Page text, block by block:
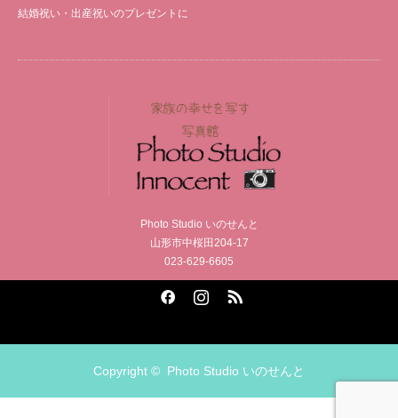
結婚祝い・出産祝いのプレゼントに
Photo Studio いのせんと
山形市中桜田204-17
023-629-6605
Copyright © Photo Studio いのせんと